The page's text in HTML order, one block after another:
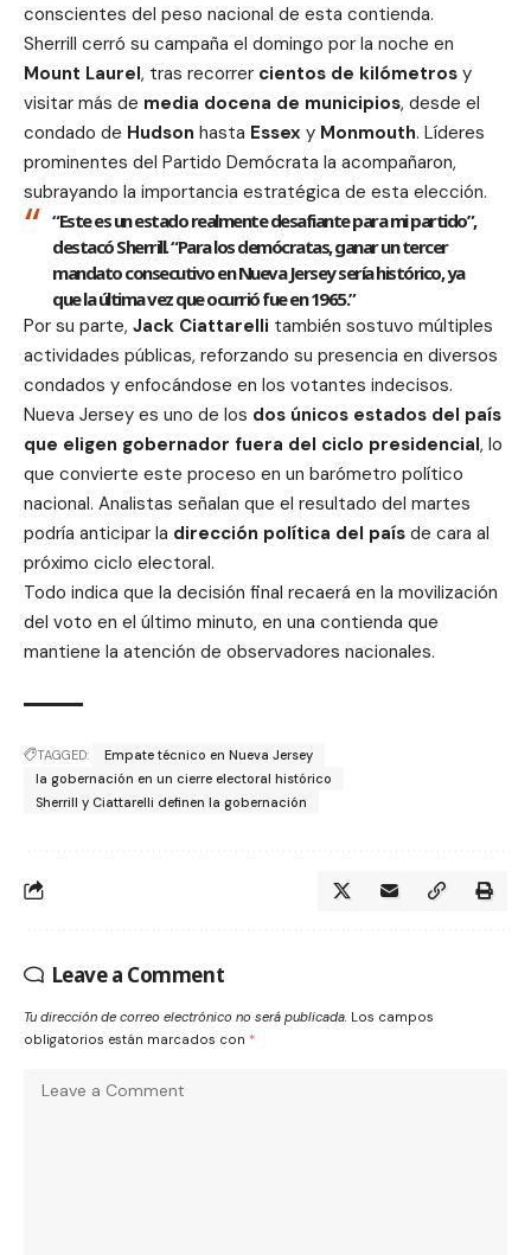
conscientes del peso nacional de esta contienda.
Sherrill cerró su campaña el domingo por la noche en
Mount Laurel, tras recorrer cientos de kilómetros y
visitar más de media docena de municipios, desde el
condado de Hudson hasta Essex y Monmouth. Líderes
prominentes del Partido Demócrata la acompañaron,
subrayando la importancia estratégica de esta elección.
“Este es un estado realmente desafiante para mi partido”,
destacó Sherrill. “Para los demócratas, ganar un tercer
mandato consecutivo en Nueva Jersey sería histórico, ya
que la última vez que ocurrió fue en 1965.”
Por su parte, Jack Ciattarelli también sostuvo múltiples
actividades públicas, reforzando su presencia en diversos
condados y enfocándose en los votantes indecisos.
Nueva Jersey es uno de los dos únicos estados del país
que eligen gobernador fuera del ciclo presidencial, lo
que convierte este proceso en un barómetro político
nacional. Analistas señalan que el resultado del martes
podría anticipar la dirección política del país de cara al
próximo ciclo electoral.
Todo indica que la decisión final recaerá en la movilización
del voto en el último minuto, en una contienda que
mantiene la atención de observadores nacionales.
TAGGED:
Empate técnico en Nueva Jersey
la gobernación en un cierre electoral histórico
Sherrill y Ciattarelli definen la gobernación
Leave a Comment
Tu dirección de correo electrónico no será publicada. Los campos
obligatorios están marcados con *